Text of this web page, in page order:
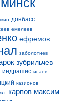
донбасс
емелеев
ефремов
заболотнев
зубрильчев
индрашис исаев
казионов
карпов максим